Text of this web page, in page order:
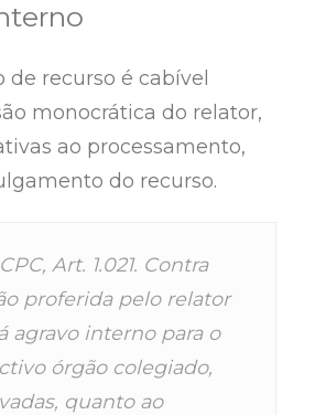
de recurso é cabível
monocrática do relator,
ao processamento,
do recurso.
Art. 1.021. Contra
proferida pelo relator
agravo interno para o
órgão colegiado,
quanto ao